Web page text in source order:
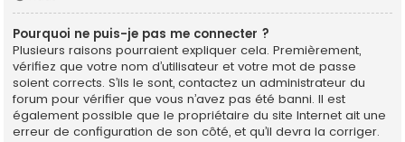
Pourquoi ne puis-je pas me connecter ?
Plusieurs raisons pourraient expliquer cela. Premièrement,
vérifiez que votre nom d’utilisateur et votre mot de passe
soient corrects. S’ils le sont, contactez un administrateur du
forum pour vérifier que vous n’avez pas été banni. Il est
également possible que le propriétaire du site Internet ait une
erreur de configuration de son côté, et qu’il devra la corriger.